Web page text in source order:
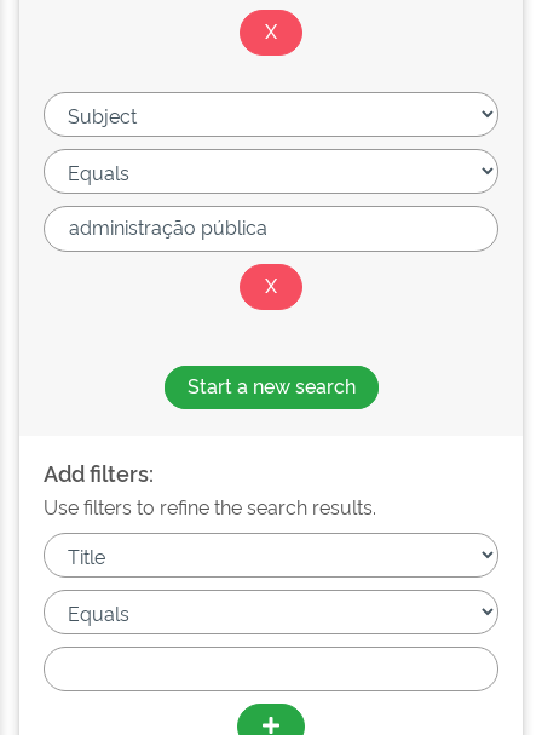
Start a new search
Add filters:
Use filters to refine the search results.